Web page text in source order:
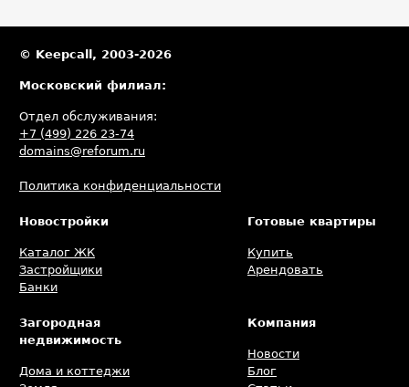
© Keepcall, 2003-2026
Московский филиал:
Отдел обслуживания:
+7 (499) 226 23-74
domains@reforum.ru
Политика конфиденциальности
Новостройки
Каталог ЖК
Застройщики
Банки
Готовые квартиры
Купить
Арендовать
Загородная
недвижимость
Дома и коттеджи
Компания
Новости
Блог